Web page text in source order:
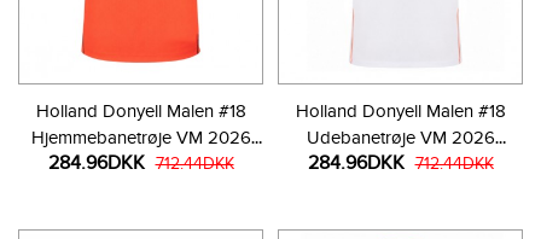
Holland Donyell Malen #18
Hjemmebanetrøje VM 2026
Kortærmet
284.96DKK 712.44DKK
Holland Donyell Malen #18
Udebanetrøje VM 2026
Kortærmet
284.96DKK 712.44DKK